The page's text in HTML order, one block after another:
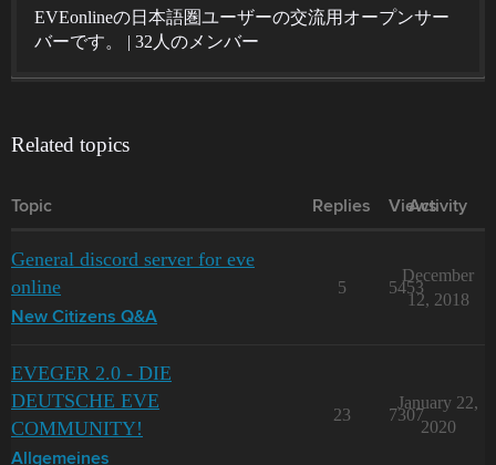
EVEonlineの日本語圏ユーザーの交流用オープンサー
バーです。 | 32人のメンバー
Related topics
Topic Replies Views
Activity
General discord server for eve
online
New Citizens Q&A
5 5453
December
12, 2018
EVEGER 2.0 - DIE
DEUTSCHE EVE
COMMUNITY!
Allgemeines
23 7307
January 22,
2020